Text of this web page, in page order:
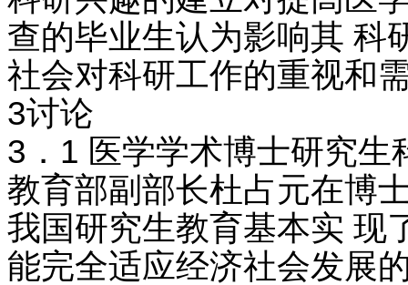
查的毕业生认为影响其 科
社会对科研工作的重视和
3讨论
3．1 医学学术博士研究生
教育部副部长杜占元在博
我国研究生教育基本实 现
能完全适应经济社会发展